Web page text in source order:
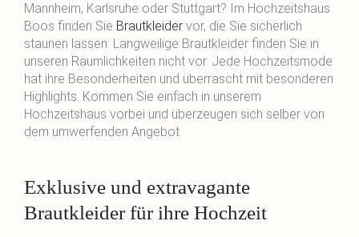
Mannheim, Karlsruhe oder Stuttgart? Im Hochzeitshaus
Boos finden Sie Brautkleider vor, die Sie sicherlich
staunen lassen. Langweilige Brautkleider finden Sie in
unseren Räumlichkeiten nicht vor. Jede Hochzeitsmode
hat ihre Besonderheiten und überrascht mit besonderen
Highlights. Kommen Sie einfach in unserem
Hochzeitshaus vorbei und überzeugen sich selber von
dem umwerfenden Angebot.
Exklusive und extravagante
Brautkleider für ihre Hochzeit